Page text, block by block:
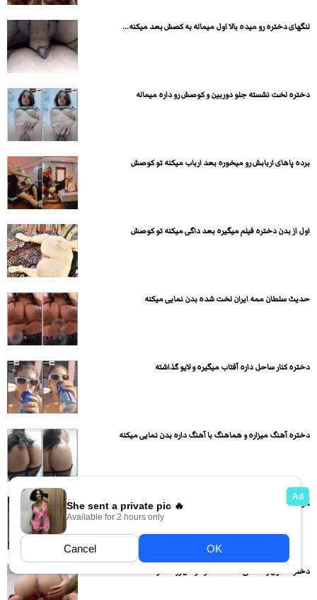
لنگهای دختره رو میده بالا اول میماله به کصش بعد میکنه...
دختره لخت نشسته جلو دوربین و کوصش رو داره میماله
برده پاهای اربابش رو میخوره بعد ارباب میکنه تو کوصش
اول از بدن دختره فیلم میگیره بعد داگی میکنه تو کوصش
حدیث سلطان ممه ایران لخت شده بدن نمایی میکنه
دختره کنار ساحل داره آفتاب میگیره و لایو گذاشته
دختره آهنگ میزاره و هماهنگ با آهنگ داره بدن نمایی میکنه
موهای دختره رو گرفته و سرپایی داره میکنه تو کوصش
دختر حشری و سکسی لخت شده و کونش رو دلا کرده...